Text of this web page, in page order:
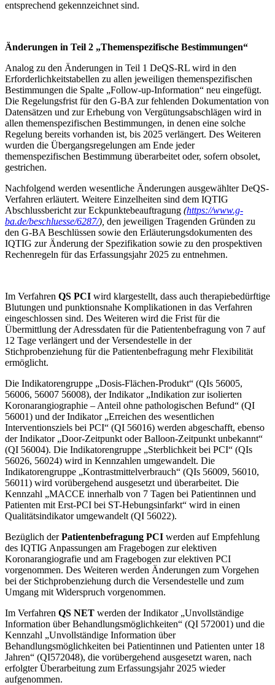
entsprechend gekennzeichnet sind.
Änderungen in Teil 2 „Themenspezifische Bestimmungen“
Analog zu den Änderungen in Teil 1 DeQS-RL wird in den
Erforderlichkeitstabellen zu allen jeweiligen themenspezifischen
Bestimmungen die Spalte „Follow-up-Information“ neu eingefügt.
Die Regelungsfrist für den G-BA zur fehlenden Dokumentation von
Datensätzen und zur Erhebung von Vergütungsabschlägen wird in
allen themenspezifischen Bestimmungen, in denen eine solche
Regelung bereits vorhanden ist, bis 2025 verlängert. Des Weiteren
wurden die Übergangsregelungen am Ende jeder
themenspezifischen Bestimmung überarbeitet oder, sofern obsolet,
gestrichen.
Nachfolgend werden wesentliche Änderungen ausgewählter DeQS-
Verfahren erläutert. Weitere Einzelheiten sind dem IQTIG
Abschlussbericht zur Eckpunktebeauftragung (https://www.g-
ba.de/beschluesse/6287/), den jeweiligen Tragenden Gründen zu
den G-BA Beschlüssen sowie den Erläuterungsdokumenten des
IQTIG zur Änderung der Spezifikation sowie zu den prospektiven
Rechenregeln für das Erfassungsjahr 2025 zu entnehmen.
Im Verfahren QS PCI wird klargestellt, dass auch therapiebedürftige
Blutungen und punktionsnahe Komplikationen in das Verfahren
eingeschlossen sind. Des Weiteren wird die Frist für die
Übermittlung der Adressdaten für die Patientenbefragung von 7 auf
12 Tage verlängert und der Versendestelle in der
Stichprobenziehung für die Patientenbefragung mehr Flexibilität
ermöglicht.
Die Indikatorengruppe „Dosis-Flächen-Produkt“ (QIs 56005,
56006, 56007 56008), der Indikator „Indikation zur isolierten
Koronarangiographie – Anteil ohne pathologischen Befund“ (QI
56001) und der Indikator „Erreichen des wesentlichen
Interventionsziels bei PCI“ (QI 56016) werden abgeschafft, ebenso
der Indikator „Door-Zeitpunkt oder Balloon-Zeitpunkt unbekannt“
(QI 56004). Die Indikatorengruppe „Sterblichkeit bei PCI“ (QIs
56026, 56024) wird in Kennzahlen umgewandelt. Die
Indikatorengruppe „Kontrastmittelverbrauch“ (QIs 56009, 56010,
56011) wird vorübergehend ausgesetzt und überarbeitet. Die
Kennzahl „MACCE innerhalb von 7 Tagen bei Patientinnen und
Patienten mit Erst-PCI bei ST-Hebungsinfarkt“ wird in einen
Qualitätsindikator umgewandelt (QI 56022).
Bezüglich derPatientenbefragung PCI werden auf Empfehlung
des IQTIG Anpassungen am Fragebogen zur elektiven
Koronarangiografie und am Fragebogen zur elektiven PCI
vorgenommen. Des Weiteren werden Änderungen zum Vorgehen
bei der Stichprobenziehung durch die Versendestelle und zum
Umgang mit Widerspruch vorgenommen.
Im Verfahren QS NET werden der Indikator „Unvollständige
Information über Behandlungsmöglichkeiten“ (QI 572001) und die
Kennzahl „Unvollständige Information über
Behandlungsmöglichkeiten bei Patientinnen und Patienten unter 18
Jahren“ (QI572048), die vorübergehend ausgesetzt waren, nach
erfolgter Überarbeitung zum Erfassungsjahr 2025 wieder
aufgenommen.